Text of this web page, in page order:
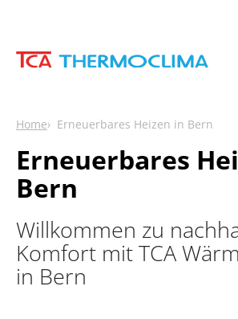
Home Erneuerbares Heizen in Bern
Erneuerbares
Bern
Willkommen zu
Komfort mit TCA
in Bern